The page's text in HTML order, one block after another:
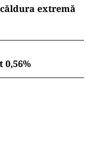
extremă
0,56%